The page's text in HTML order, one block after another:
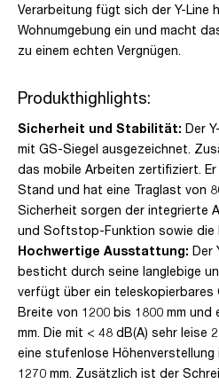
Verarbeitung fügt sich der Y-Line
Wohnumgebung ein und macht
zu einem echten Vergnügen.
Produkthighlights:
Sicherheit und Stabilität: Der
mit GS-Siegel ausgezeichnet.
das mobile Arbeiten zertifiziert.
Stand und hat eine Traglast von
Sicherheit sorgen der
und Softstop-Funktion sowie die
Hochwertige Ausstattung: Der
besticht durch seine langlebige
verfügt über ein teleskopierbares
Breite von 1200 bis 1800 mm und
mm. Die mit < 48 dB(A) sehr leise
eine stufenlose Höhenverstellung
1270 mm. Zusätzlich ist der